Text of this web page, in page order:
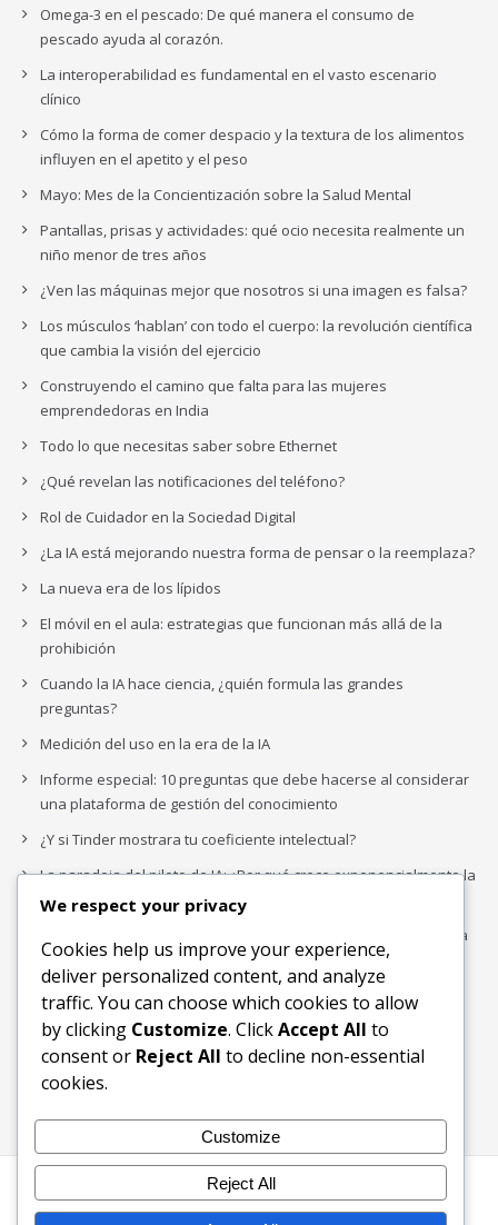
Omega-3 en el pescado: De qué manera el consumo de
pescado ayuda al corazón.
La interoperabilidad es fundamental en el vasto escenario
clínico
Cómo la forma de comer despacio y la textura de los alimentos
influyen en el apetito y el peso
Mayo: Mes de la Concientización sobre la Salud Mental
Pantallas, prisas y actividades: qué ocio necesita realmente un
niño menor de tres años
¿Ven las máquinas mejor que nosotros si una imagen es falsa?
Los músculos ‘hablan’ con todo el cuerpo: la revolución científica
que cambia la visión del ejercicio
Construyendo el camino que falta para las mujeres
emprendedoras en India
Todo lo que necesitas saber sobre Ethernet
¿Qué revelan las notificaciones del teléfono?
Rol de Cuidador en la Sociedad Digital
¿La IA está mejorando nuestra forma de pensar o la reemplaza?
La nueva era de los lípidos
El móvil en el aula: estrategias que funcionan más allá de la
prohibición
Cuando la IA hace ciencia, ¿quién formula las grandes
preguntas?
Medición del uso en la era de la IA
Informe especial: 10 preguntas que debe hacerse al considerar
una plataforma de gestión del conocimiento
¿Y si Tinder mostrara tu coeficiente intelectual?
La paradoja del piloto de IA: ¿Por qué crece exponencialmente la
complejidad de la IA empresarial?
Los organigramas de marketing se crearon para los canales. La
IA acaba de dejarlos obsoletos.
Buscar
Buscar
Inicio Blog
Bloques Temáticos
We respect your privacy
Cookies help us improve your experience,
deliver personalized content, and analyze
traffic. You can choose which cookies to allow
by clicking Customize. ClickAccept All to
consent or Reject All to decline non-essential
cookies.
Customize
Reject All